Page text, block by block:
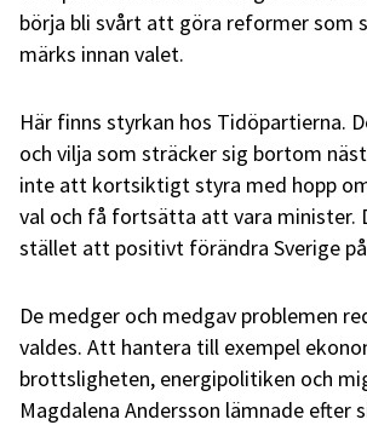
börja bli svårt att göra reformer som
märks innan valet.
Här finns styrkan hos Tidöpartierna.
och vilja som sträcker sig bortom
inte att kortsiktigt styra med hopp
val och få fortsätta att vara minister.
stället att positivt förändra Sverige
De medger och medgav problemen
valdes. Att hantera till exempel
brottsligheten, energipolitiken och
Magdalena Andersson lämnade efter